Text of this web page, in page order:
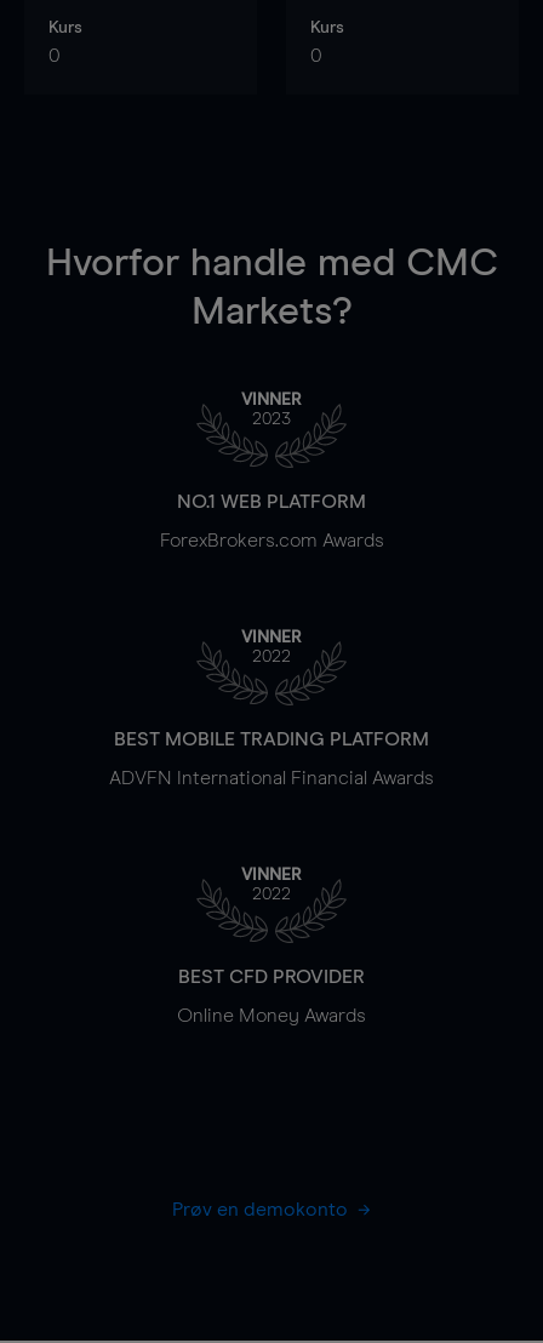
Kurs
0
Kurs
0
Hvorfor handle med CMC
Markets?
VINNER
2023
NO.1 WEB PLATFORM
ForexBrokers.com Awards
VINNER
2022
BEST MOBILE TRADING PLATFORM
ADVFN International Financial Awards
VINNER
2022
BEST CFD PROVIDER
Online Money Awards
Prøv en demokonto